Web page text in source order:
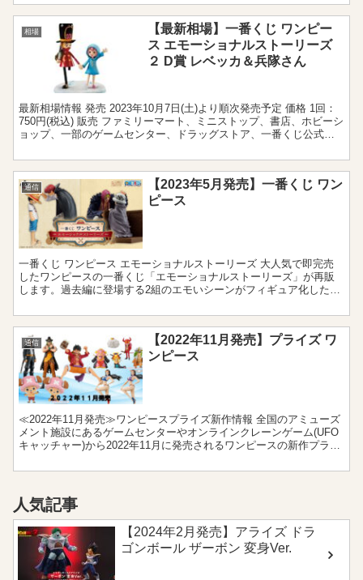
相場
【最新相場】一番くじ ワンピー
ス エモーショナルストーリーズ
２ D賞 レベッカ＆兵隊さん
最新相場情報 発売 2023年10月7日(土)より順次発売予定 価格 1回：
750円(税込) 販売 ファミリーマート、ミニストップ、書店、ホビーシ
ョップ、一部のゲームセンター、ドラッグストア、一番くじ公式シ
通信
【2023年5月発売】一番くじ ワン
ピース
一番くじ ワンピース エモーショナルストーリーズ 大人気で即完売
したワンピースの一番くじ「エモーショナルストーリーズ」が再販
します。過去編に登場する2組のエモいシーンがフィギュア化したシ
通信
【2022年11月発売】プライズ ワ
ンピース
≪2022年11月発売≫ワンピースプライズ新作情報 全国のアミューズ
メント施設にあるゲームセンターやオンラインクレーンゲーム(UFO
キャッチャー)から2022年11月に発売されるワンピースの新作プライ
人気記事
【2024年2月発売】アライズ ドラ
ゴンボール ザーボン 変身Ver.